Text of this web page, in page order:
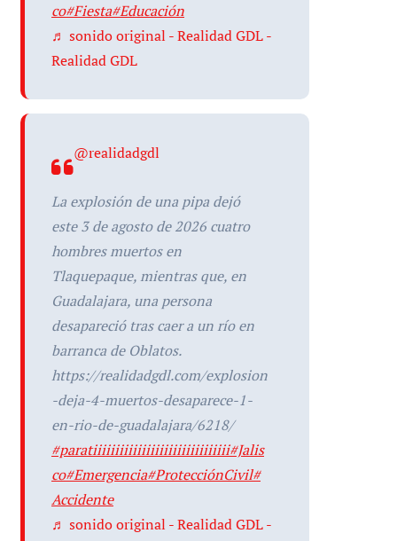
co#Fiesta#Educación
♬ sonido original - Realidad GDL -
Realidad GDL
@realidadgdl
La explosión de una pipa dejó
este 3 de agosto de 2026 cuatro
hombres muertos en
Tlaquepaque, mientras que, en
Guadalajara, una persona
desapareció tras caer a un río en
barranca de Oblatos.
https://realidadgdl.com/explosion
-deja-4-muertos-desaparece-1-
en-rio-de-guadalajara/6218/
#paratiiiiiiiiiiiiiiiiiiiiiiiiiiiiiii#Jalis
co#Emergencia#ProtecciónCivil#
Accidente
♬ sonido original - Realidad GDL -